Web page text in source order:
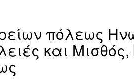
πόλεως
και